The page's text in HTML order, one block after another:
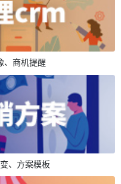
、商机提醒
、方案模板